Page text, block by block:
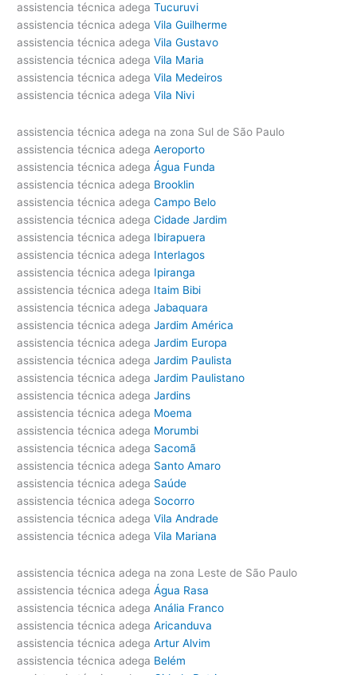
assistencia técnica adega Tucuruvi
assistencia técnica adega Vila Guilherme
assistencia técnica adega Vila Gustavo
assistencia técnica adega Vila Maria
assistencia técnica adega Vila Medeiros
assistencia técnica adega Vila Nivi
assistencia técnica adega na zona Sul de São Paulo
assistencia técnica adega Aeroporto
assistencia técnica adega Água Funda
assistencia técnica adega Brooklin
assistencia técnica adega Campo Belo
assistencia técnica adega Cidade Jardim
assistencia técnica adega Ibirapuera
assistencia técnica adega Interlagos
assistencia técnica adega Ipiranga
assistencia técnica adega Itaim Bibi
assistencia técnica adega Jabaquara
assistencia técnica adega Jardim América
assistencia técnica adega Jardim Europa
assistencia técnica adega Jardim Paulista
assistencia técnica adega Jardim Paulistano
assistencia técnica adega Jardins
assistencia técnica adega Moema
assistencia técnica adega Morumbi
assistencia técnica adega Sacomã
assistencia técnica adega Santo Amaro
assistencia técnica adega Saúde
assistencia técnica adega Socorro
assistencia técnica adega Vila Andrade
assistencia técnica adega Vila Mariana
assistencia técnica adega na zona Leste de São Paulo
assistencia técnica adega Água Rasa
assistencia técnica adega Anália Franco
assistencia técnica adega Aricanduva
assistencia técnica adega Artur Alvim
assistencia técnica adega Belém